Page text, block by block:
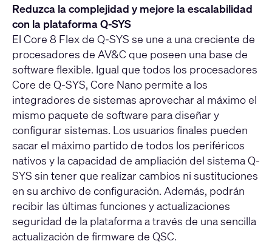
Reduzca la complejidad y mejore la escalabilidad
con la plataforma Q-SYS
El Core 8 Flex de Q-SYS se une a una creciente de
procesadores de AV&C que poseen una base de
software flexible. Igual que todos los procesadores
Core de Q-SYS, Core Nano permite a los
integradores de sistemas aprovechar al máximo el
mismo paquete de software para diseñar y
configurar sistemas. Los usuarios finales pueden
sacar el máximo partido de todos los periféricos
nativos y la capacidad de ampliación del sistema Q-
SYS sin tener que realizar cambios ni sustituciones
en su archivo de configuración. Además, podrán
recibir las últimas funciones y actualizaciones
seguridad de la plataforma a través de una sencilla
actualización de firmware de QSC.